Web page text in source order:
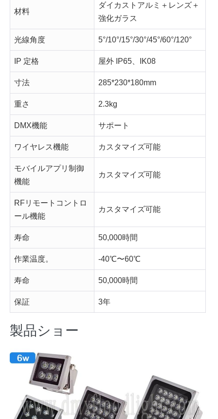
材料
ダイカストアルミ＋レンズ＋
強化ガラス
光線角度 5°/10°/15°/30°/45°/60°/120°
IP 定格 屋外 IP65、IK08
寸法 285*230*180mm
重さ 2.3kg
DMX機能 サポート
ワイヤレス機能 カスタマイズ可能
モバイルアプリ制御
機能
カスタマイズ可能
RFリモートコントロ
ール機能
カスタマイズ可能
寿命 50,000時間
作業温度。 -40℃〜60℃
寿命 50,000時間
保証 3年
製品ショー